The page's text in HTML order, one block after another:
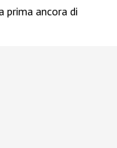
prima ancora di